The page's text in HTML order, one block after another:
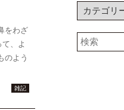
をわざ
、よ
のよう
雑記